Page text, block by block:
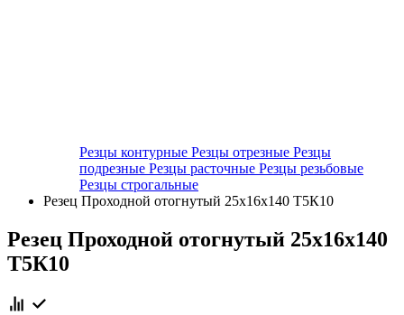
Резцы контурные Резцы отрезные Резцы
подрезные Резцы расточные Резцы резьбовые
Резцы строгальные
Резец Проходной отогнутый 25х16х140 Т5К10
Резец Проходной отогнутый 25х16х140
Т5К10